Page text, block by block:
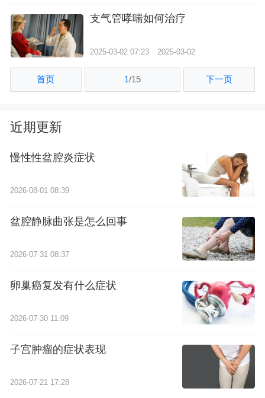
支气管哮喘如何治疗
2025-03-02 07:23 2025-03-02
首页 1/15 下一页
近期更新
慢性性盆腔炎症状
2026-08-01 08:39
盆腔静脉曲张是怎么回事
2026-07-31 08:37
卵巢癌复发有什么症状
2026-07-30 11:09
子宫肿瘤的症状表现
2026-07-21 17:28